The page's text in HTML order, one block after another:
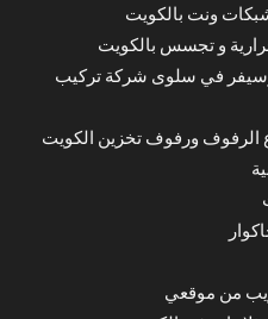
ونت بالكويت
و تجسس بالكويت
في سلوى شركة تركيب
الرفوف ورفوف تخزين الكويت
من موقعي